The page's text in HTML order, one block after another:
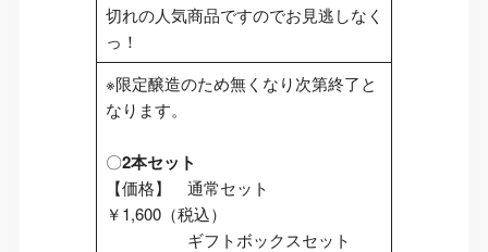
切れの人気商品ですのでお見逃しなく
っ！
※限定醸造のため無くなり次第終了と
なります。
〇2本セット
【価格】 通常セット
￥1,600（税込）
ギフトボックスセット